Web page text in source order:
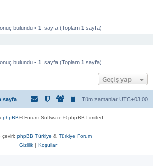
bulundu • 1 . sayfa (Toplam 1 sayfa)
bulundu • 1 . sayfa (Toplam 1 sayfa)
Geçiş yap
sayfa Tüm zamanlar UTC+03:00
phpBB® Forum Software © phpBB Limited
çeviri: phpBB Türkiye & Türkiye Forum
Gizlilik | Koşullar